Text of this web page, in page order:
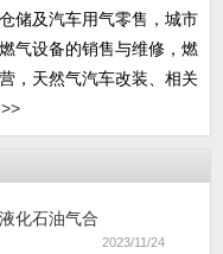
储及汽车用气零售，城市
气设备的销售与维修，燃
，天然气汽车改装、相关
化石油气合
2023/11/24